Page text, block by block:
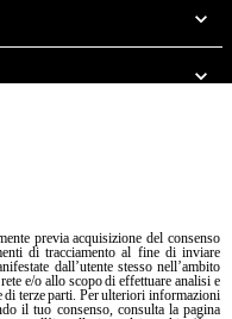
policy Cookie policy
previa acquisizione del consenso
di tracciamento al fine di inviare
dall’utente stesso nell’ambito
e/o allo scopo di effettuare analisi e
terze parti. Per ulteriori informazioni
il tuo consenso, consulta la pagina